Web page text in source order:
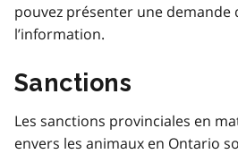
pouvez présenter une demande
l’information.
Sanctions
Les sanctions provinciales en
envers les animaux en Ontario